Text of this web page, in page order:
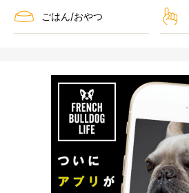
ごはん/おやつ